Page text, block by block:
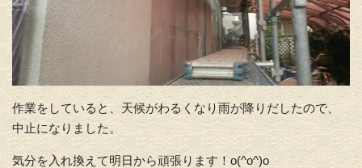
作業をしていると、天候がわるくなり雨が降りだしたので、
中止になりました。
気分を入れ換えて明日から頑張ります！o(^o^)o